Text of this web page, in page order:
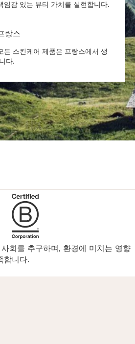
임감 있는 뷰티 가치를 실현합니다.
랑스
든 스킨케어 제품은 프랑스에서 생
다.
회를 추구하며, 환경에 미치는 영향
합니다.